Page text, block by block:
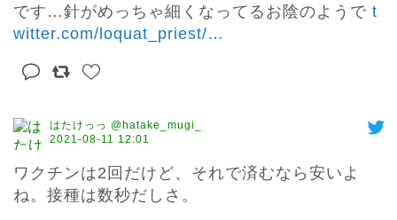
です…針がめっちゃ細くなってるお陰のようで t
witter.com/loquat_priest/…
はたけっっ @hatake_mugi_
2021-08-11 12:01
ワクチンは2回だけど、それで済むなら安いよ
ね。接種は数秒だしさ。